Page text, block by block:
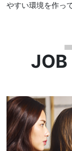
やすい環境を作っ
JOB